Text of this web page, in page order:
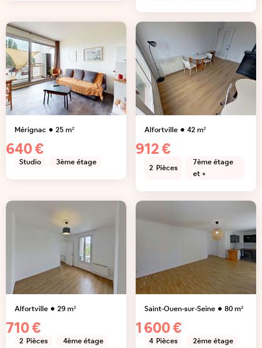
Mérignac 25m²
640 €
Studio 3ème étage
Alfortville 42m²
912 €
2 Pièces
7ème étage
et +
Alfortville 29m²
710 €
2 Pièces 4ème étage
Saint-Ouen-sur-Seine 80m²
1 600 €
4 Pièces 2ème étage